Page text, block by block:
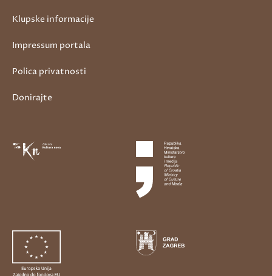
Klupske informacije
Impressum portala
Polica privatnosti
Donirajte